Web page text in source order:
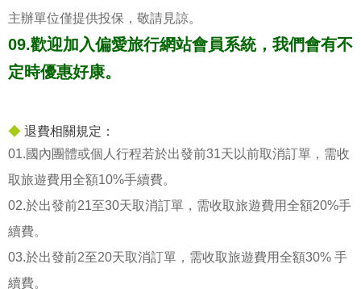
主辦單位僅提供投保，敬請見諒。
09.歡迎加入偏愛旅行網站會員系統，我們會有不
定時優惠好康。
◆ 退費相關規定：
01.國內團體或個人行程若於出發前31天以前取消訂單，需收
取旅遊費用全額10%手續費。
02.於出發前21至30天取消訂單，需收取旅遊費用全額20%手
續費。
03.於出發前2至20天取消訂單，需收取旅遊費用全額30% 手
續費。